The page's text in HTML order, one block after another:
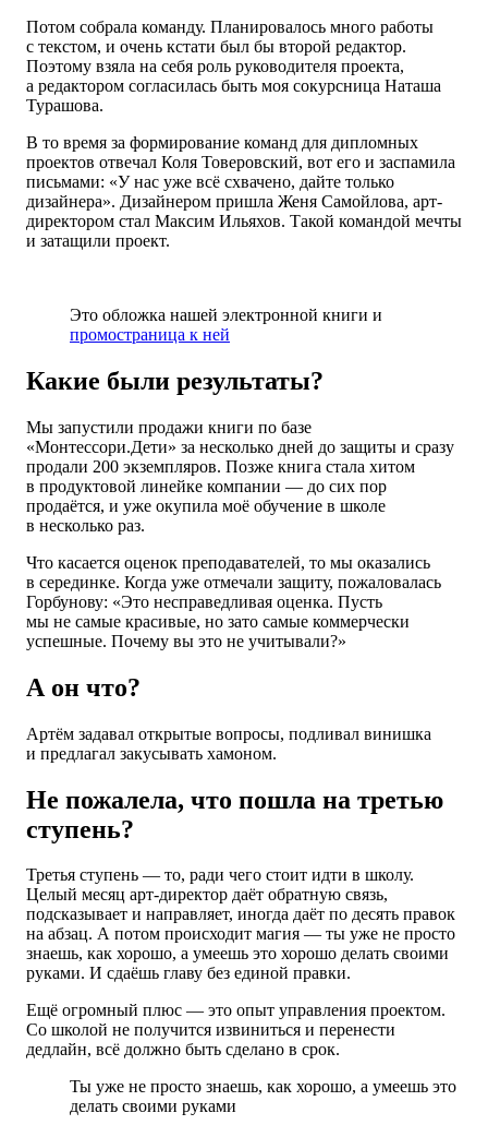
Потом собрала команду. Планировалось много работы
с текстом, и очень кстати был бы второй редактор.
Поэтому взяла на себя роль руководителя проекта,
а редактором согласилась быть моя сокурсница Наташа
Турашова.
В то время за формирование команд для дипломных
проектов отвечал Коля Товеровский, вот его и заспамила
письмами: «У нас уже всё схвачено, дайте только
дизайнера». Дизайнером пришла Женя Самойлова, арт-
директором стал Максим Ильяхов. Такой командой мечты
и затащили проект.
Это обложка нашей электронной книги и
промостраница к ней
Какие были результаты?
Мы запустили продажи книги по базе
«Монтессори.Дети» за несколько дней до защиты и сразу
продали 200 экземпляров. Позже книга стала хитом
в продуктовой линейке компании — до сих пор
продаётся, и уже окупила моё обучение в школе
в несколько раз.
Что касается оценок преподавателей, то мы оказались
в серединке. Когда уже отмечали защиту, пожаловалась
Горбунову: «Это несправедливая оценка. Пусть
мы не самые красивые, но зато самые коммерчески
успешные. Почему вы это не учитывали?»
А он что?
Артём задавал открытые вопросы, подливал винишка
и предлагал закусывать хамоном.
Не пожалела, что пошла на третью
ступень?
Третья ступень — то, ради чего стоит идти в школу.
Целый месяц арт-директор даёт обратную связь,
подсказывает и направляет, иногда даёт по десять правок
на абзац. А потом происходит магия — ты уже не просто
знаешь, как хорошо, а умеешь это хорошо делать своими
руками. И сдаёшь главу без единой правки.
Ещё огромный плюс — это опыт управления проектом.
Со школой не получится извиниться и перенести
дедлайн, всё должно быть сделано в срок.
Ты уже не просто знаешь, как хорошо, а умеешь это
делать своими руками